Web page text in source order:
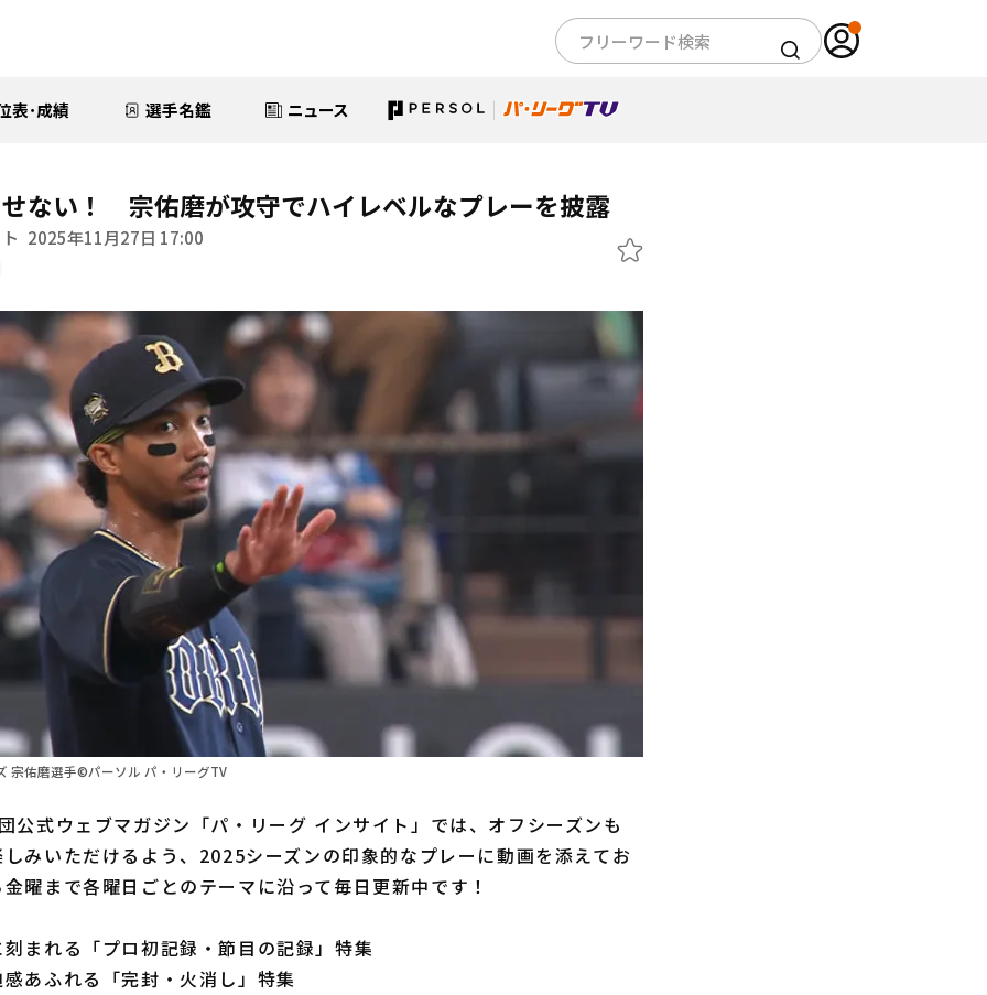
表･成績 選手名鑑 ニュース
ない！ 宗佑磨が攻守でハイレベルなプレーを披露
2025年11月27日 17:00
宗佑磨選手©パーソル パ・リーグTV
式ウェブマガジン「パ・リーグ インサイト」では、オフシーズンも
みいただけるよう、2025シーズンの印象的なプレーに動画を添えてお
曜まで各曜日ごとのテーマに沿って毎日更新中です！
まれる「プロ初記録・節目の記録」特集
あふれる「完封・火消し」特集